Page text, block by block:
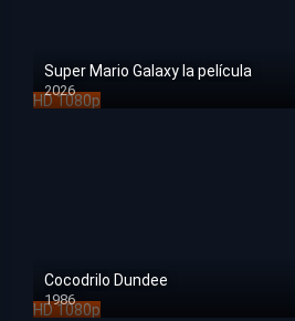
Super Mario Galaxy la película
2026
HD 1080p
Cocodrilo Dundee
1986
HD 1080p